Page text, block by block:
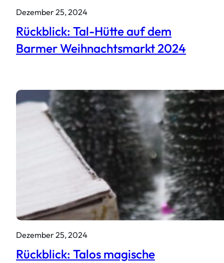
Dezember 25, 2024
Rückblick: Tal-Hütte auf dem
Barmer Weihnachtsmarkt 2024
Dezember 25, 2024
Rückblick: Talos magische